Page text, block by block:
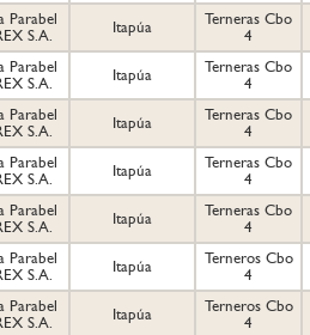
Parabel
S.A.
Itapúa
Terneras Cbo
4
Parabel
S.A.
Itapúa
Terneras Cbo
4
Parabel
S.A.
Itapúa
Terneras Cbo
4
Parabel
S.A.
Itapúa
Terneras Cbo
4
Parabel
S.A.
Itapúa
Terneras Cbo
4
Parabel
S.A.
Itapúa
Terneros Cbo
4
Parabel
S.A.
Itapúa
Terneros Cbo
4